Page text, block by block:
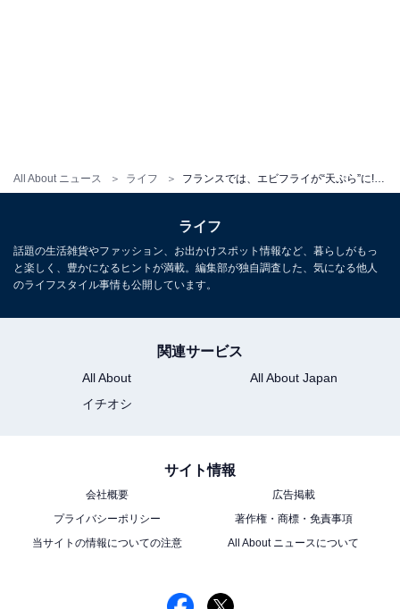
All About ニュース ライフ
記された「パン粉」のパッケージでした。フランスでも
うして併記されていると、どちらの国の食材なのか、フ
ランス人消費者には判断がつきにくくなってしまいます
ね。
フランスで人気急上昇の「MOCHI（モチ＝大福）」
ライフ
話題の生活雑貨やファッション、お出かけスポット情報など、暮らしがもっ
と楽しく、豊かになるヒントが満載。編集部が独自調査した、気になる他人
のライフスタイル事情も公開しています。
関連サービス
All About
All About Japan
イチオシ
サイト情報
会社概要
広告掲載
プライバシーポリシー
著作権・商標・免責事項
当サイトの情報についての注意
All About ニュースについて